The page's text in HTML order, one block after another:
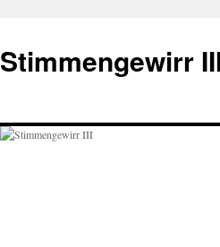
springen
Stimmengewirr